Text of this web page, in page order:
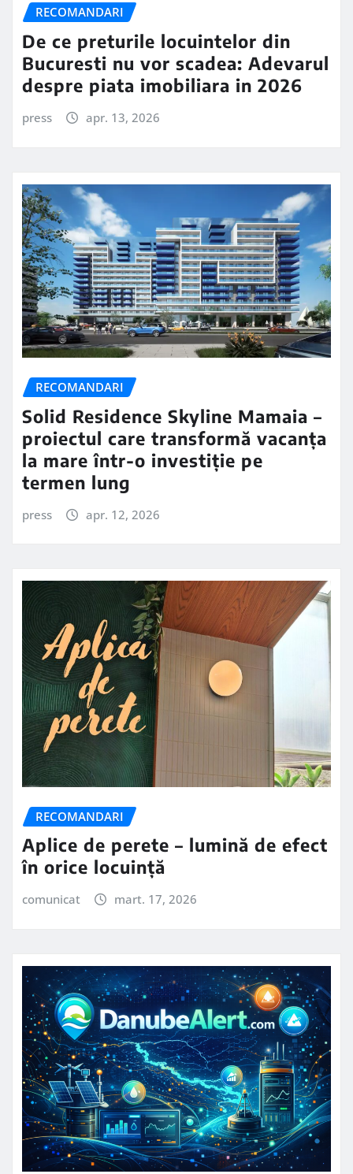
RECOMANDARI
De ce preturile locuintelor din
Bucuresti nu vor scadea: Adevarul
despre piata imobiliara in 2026
press apr. 13, 2026
RECOMANDARI
Solid Residence Skyline Mamaia –
proiectul care transformă vacanța
la mare într-o investiție pe
termen lung
press apr. 12, 2026
RECOMANDARI
Aplice de perete – lumină de efect
în orice locuință
comunicat mart. 17, 2026